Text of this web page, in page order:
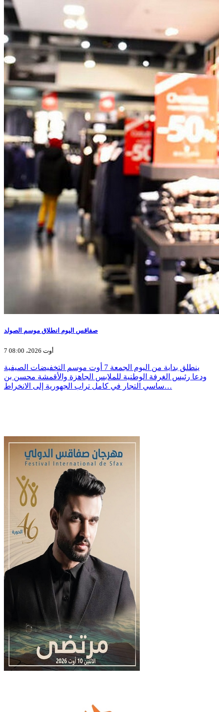
صفاقس اليوم انطلاق موسم الصولد
7 أوت 2026، 08:00
ينطلق بداية من اليوم الجمعة 7 أوت موسم التخفيضات الصيفية
ودعا رئيس الغرفة الوطنية للملابس الجاهزة والأقمشة محسن بن
ساسي التجار في كامل تراب الجهورية إلى الانخراط…